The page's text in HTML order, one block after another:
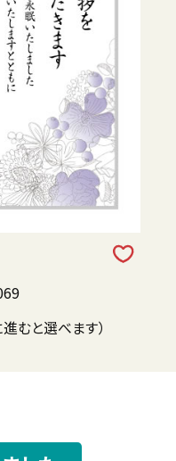
むと選べます）